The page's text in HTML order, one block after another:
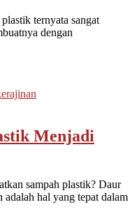
ternyata sangat
dengan
Menjadi
sampah plastik? Daur
hal yang tepat dalam